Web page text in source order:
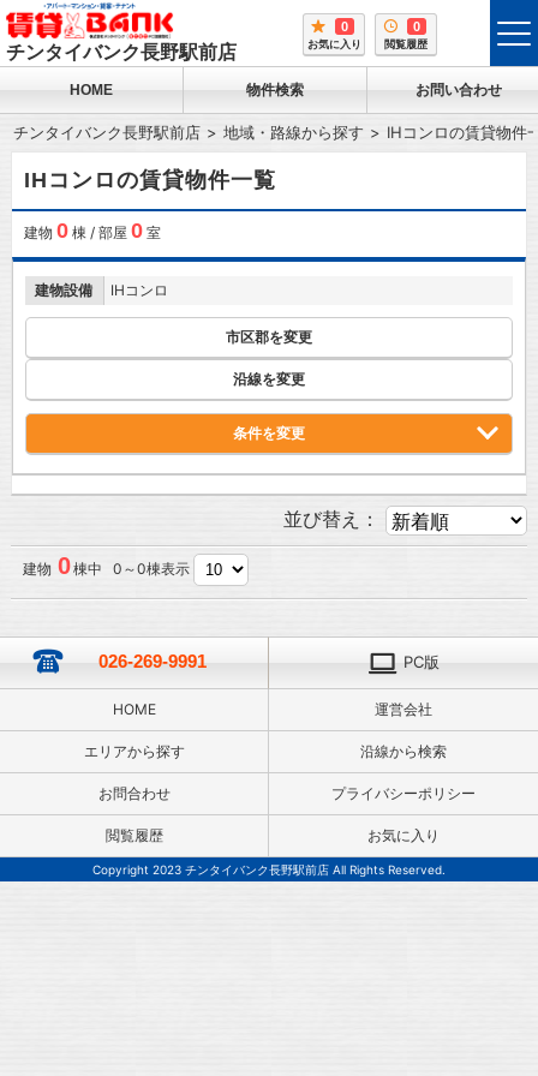
チンタイバンク長野駅前店
0
お気に入り
0
閲覧履歴
HOME 物件検索 お問い合わせ
チンタイバンク長野駅前店 地域・路線から探す IHコンロの賃貸物件
IHコンロの賃貸物件一覧
建物 0棟 / 部屋 0室
建物設備 IHコンロ
市区郡を変更
沿線を変更
条件を変更
並び替え：
建物 0棟中 0～0棟表示
026-269-9991 PC版
HOME 運営会社
エリアから探す 沿線から検索
お問合わせ プライバシーポリシー
閲覧履歴 お気に入り
Copyright 2023 チンタイバンク長野駅前店 All Rights Reserved.